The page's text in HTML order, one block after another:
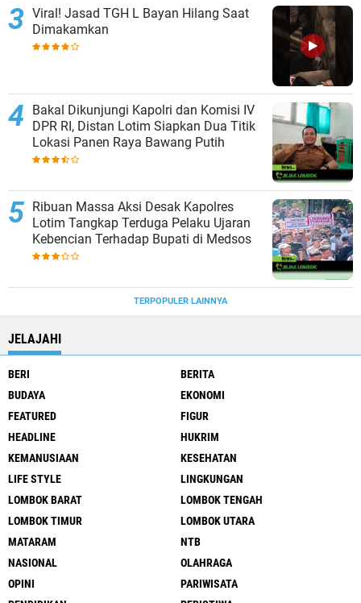
Viral! Jasad TGH L Bayan Hilang Saat
Dimakamkan
Bakal Dikunjungi Kapolri dan Komisi IV
DPR RI, Distan Lotim Siapkan Dua Titik
Lokasi Panen Raya Bawang Putih
Ribuan Massa Aksi Desak Kapolres
Lotim Tangkap Terduga Pelaku Ujaran
Kebencian Terhadap Bupati di Medsos
TERPOPULER LAINNYA
JELAJAHI
BERI
BERITA
BUDAYA
EKONOMI
FEATURED
FIGUR
HEADLINE
HUKRIM
KEMANUSIAAN
KESEHATAN
LIFE STYLE
LINGKUNGAN
LOMBOK BARAT
LOMBOK TENGAH
LOMBOK TIMUR
LOMBOK UTARA
MATARAM
NTB
NASIONAL
OLAHRAGA
OPINI
PARIWISATA